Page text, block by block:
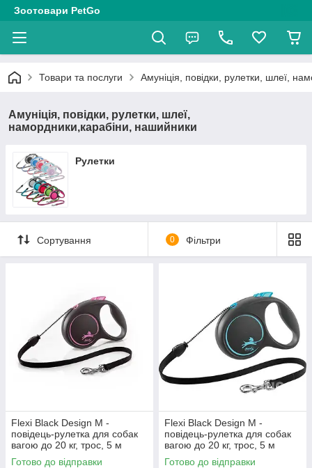
Зоотовари PetGo
Товари та послуги Амуніція, повідки, рулетки, шлеї,
Амуніція, повідки, рулетки, шлеї,
намордники,карабіни, нашийники
Рулетки
Сортування 0 Фільтри
Flexi Black Design M -
повідець-рулетка для собак
вагою до 20 кг, трос, 5 м
рожевий
Готово до відправки
Flexi Black Design M -
повідець-рулетка для собак
вагою до 20 кг, трос, 5 м
синій
Готово до відправки